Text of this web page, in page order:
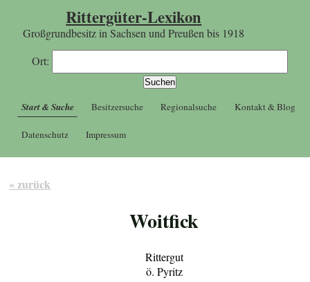
Rittergüter-Lexikon
Großgrundbesitz in Sachsen und Preußen bis 1918
Ort:
Start & Suche Besitzersuche Regionalsuche Kontakt & Blog
Datenschutz Impressum
« zurück
Woitfick
Rittergut
ö. Pyritz